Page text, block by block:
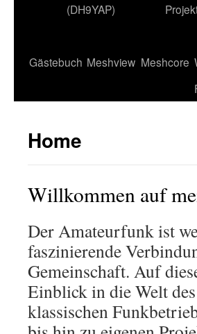
(DH9YAP)
Gästebuch Meshview Meshcore
Home
Willkommen auf
Der Amateurfunk ist
faszinierende
Gemeinschaft. Auf
Einblick in die Welt
klassischen